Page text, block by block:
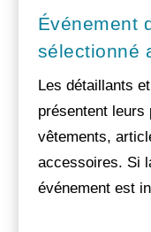
Événement
sélectionné
Les détaillants
présentent leurs
vêtements,
accessoires. Si
événement est